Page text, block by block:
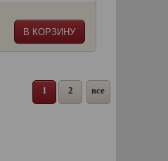
В КОРЗИНУ
1 2 все